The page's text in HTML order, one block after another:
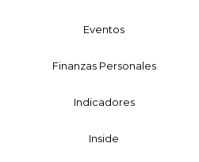
Eventos
Finanzas Personales
Indicadores
Inside